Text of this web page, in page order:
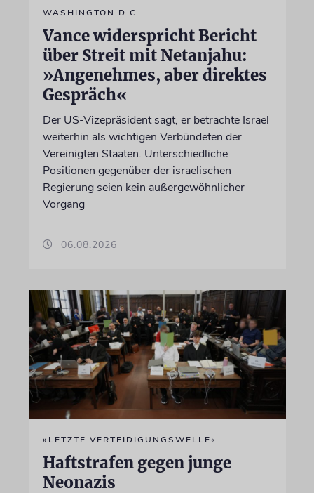
WASHINGTON D.C.
Vance widerspricht Bericht
über Streit mit Netanjahu:
»Angenehmes, aber direktes
Gespräch«
Der US-Vizepräsident sagt, er betrachte Israel
weiterhin als wichtigen Verbündeten der
Vereinigten Staaten. Unterschiedliche
Positionen gegenüber der israelischen
Regierung seien kein außergewöhnlicher
Vorgang
06.08.2026
»LETZTE VERTEIDIGUNGSWELLE«
Haftstrafen gegen junge
Neonazis